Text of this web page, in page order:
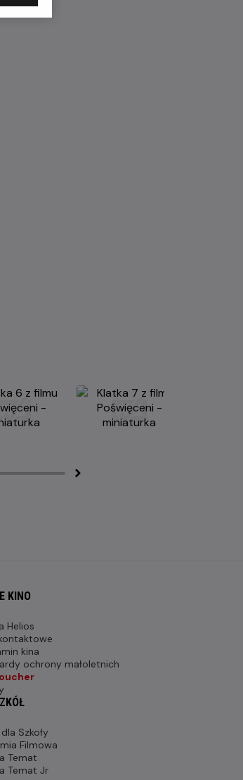
KINO
Helios
kina
ochrony małoletnich
Szkoły
Filmowa
Temat
Temat Jr